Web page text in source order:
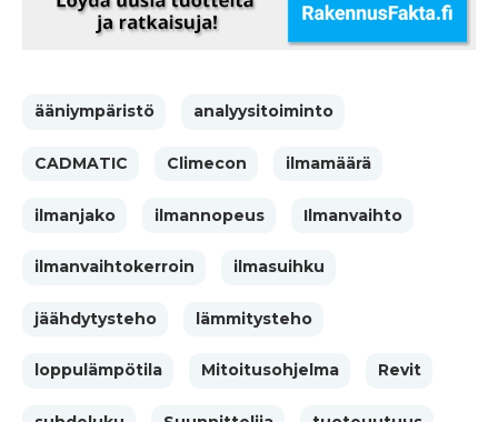
ääniympäristö analyysitoiminto
CADMATIC Climecon ilmamäärä
ilmanjako ilmannopeus Ilmanvaihto
ilmanvaihtokerroin ilmasuihku
jäähdytysteho lämmitysteho
loppulämpötila Mitoitusohjelma Revit